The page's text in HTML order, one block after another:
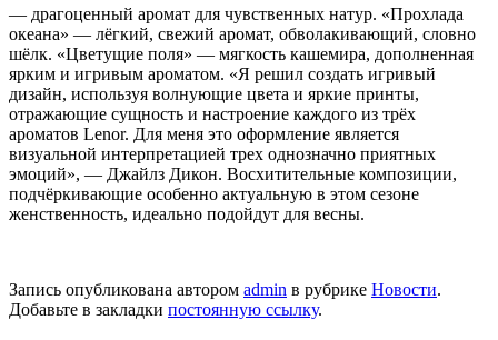
— драгоценный аромат для чувственных натур. «Прохлада
океана» — лёгкий, све­жий аромат, обволакивающий, словно
шёлк. «Цветущие поля» — мягкость ка­шемира, дополненная
ярким и игривым ароматом. «Я решил создать игривый
дизайн, используя волнующие цвета и яркие принты,
отражающие сущность и настроение каждого из трёх
ароматов Lenor. Для меня это оформление явля­ется
визуальной интерпретацией трех однозначно приятных
эмоций», — Джайлз Дикон. Восхитительные композиции,
подчёркивающие особенно актуальную в этом сезоне
женственность, идеально подойдут для весны.
Запись опубликована автором admin в рубрике Новости.
Добавьте в закладки постоянную ссылку.